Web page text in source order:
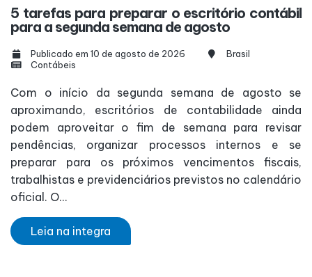
5 tarefas para preparar o escritório contábil
para a segunda semana de agosto
Publicado em 10 de agosto de 2026
Brasil
Contábeis
Com o início da segunda semana de agosto se
aproximando, escritórios de contabilidade ainda
podem aproveitar o fim de semana para revisar
pendências, organizar processos internos e se
preparar para os próximos vencimentos fiscais,
trabalhistas e previdenciários previstos no calendário
oficial. O...
Leia na integra